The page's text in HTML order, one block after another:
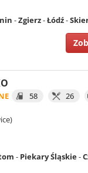
-Zgierz-Łódź-
58 26
- Piekary Śląskie-